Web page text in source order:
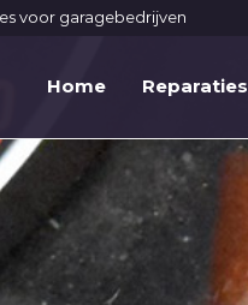
voor garagebedrijven
Home Reparaties